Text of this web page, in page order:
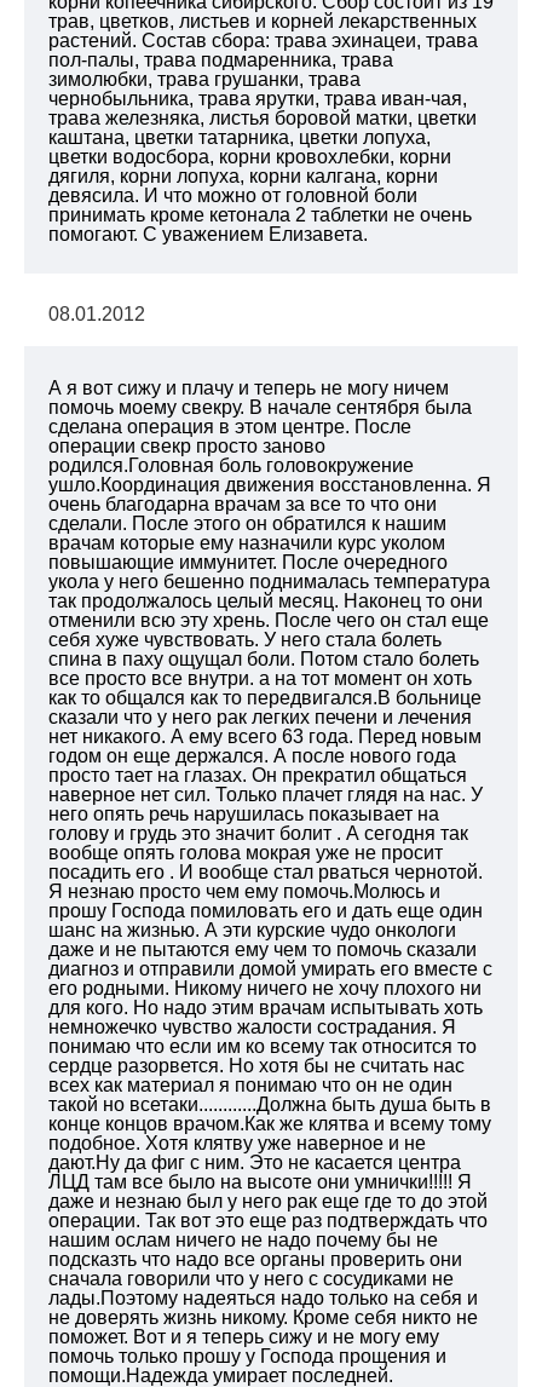
трав, цветков, листьев и корней лекарственных
растений. Состав сбора: трава эхинацеи, трава
пол-палы, трава подмаренника, трава
зимолюбки, трава грушанки, трава
чернобыльника, трава ярутки, трава иван-чая,
трава железняка, листья боровой матки, цветки
каштана, цветки татарника, цветки лопуха,
цветки водосбора, корни кровохлебки, корни
дягиля, корни лопуха, корни калгана, корни
девясила. И что можно от головной боли
принимать кроме кетонала 2 таблетки не очень
помогают. С уважением Елизавета.
08.01.2012
А я вот сижу и плачу и теперь не могу ничем
помочь моему свекру. В начале сентября была
сделана операция в этом центре. После
операции свекр просто заново
родился.Головная боль головокружение
ушло.Координация движения восстановленна. Я
очень благодарна врачам за все то что они
сделали. После этого он обратился к нашим
врачам которые ему назначили курс уколом
повышающие иммунитет. После очередного
укола у него бешенно поднималась температура
так продолжалось целый месяц. Наконец то они
отменили всю эту хрень. После чего он стал еще
себя хуже чувствовать. У него стала болеть
спина в паху ощущал боли. Потом стало болеть
все просто все внутри. а на тот момент он хоть
как то общался как то передвигался.В больнице
сказали что у него рак легких печени и лечения
нет никакого. А ему всего 63 года. Перед новым
годом он еще держался. А после нового года
просто тает на глазах. Он прекратил общаться
наверное нет сил. Только плачет глядя на нас. У
него опять речь нарушилась показывает на
голову и грудь это значит болит . А сегодня так
вообще опять голова мокрая уже не просит
посадить его . И вообще стал рваться чернотой.
Я незнаю просто чем ему помочь.Молюсь и
прошу Господа помиловать его и дать еще один
шанс на жизнью. А эти курские чудо онкологи
даже и не пытаются ему чем то помочь сказали
диагноз и отправили домой умирать его вместе с
его родными. Никому ничего не хочу плохого ни
для кого. Но надо этим врачам испытывать хоть
немножечко чувство жалости сострадания. Я
понимаю что если им ко всему так относится то
сердце разорвется. Но хотя бы не считать нас
всех как материал я понимаю что он не один
такой но всетаки............Должна быть душа быть в
конце концов врачом.Как же клятва и всему тому
подобное. Хотя клятву уже наверное и не
дают.Ну да фиг с ним. Это не касается центра
ЛЦД там все было на высоте они умнички!!!!! Я
даже и незнаю был у него рак еще где то до этой
операции. Так вот это еще раз подтверждать что
нашим ослам ничего не надо почему бы не
подсказть что надо все органы проверить они
сначала говорили что у него с сосудиками не
лады.Поэтому надеяться надо только на себя и
не доверять жизнь никому. Кроме себя никто не
поможет. Вот и я теперь сижу и не могу ему
помочь только прошу у Господа прощения и
помощи.Надежда умирает последней.